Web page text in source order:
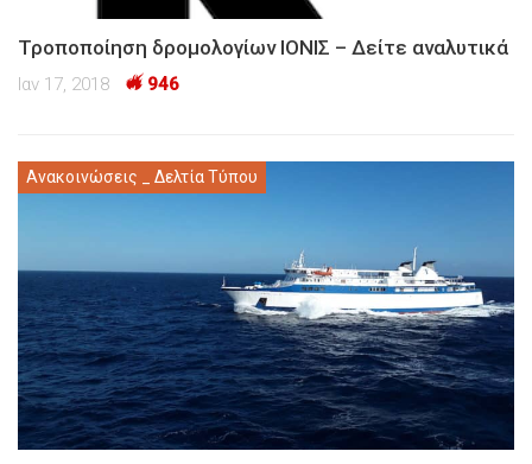
Τροποποίηση δρομολογίων ΙΟΝΙΣ – Δείτε αναλυτικά
Ιαν 17, 2018 946
Ανακοινώσεις _ Δελτία Τύπου